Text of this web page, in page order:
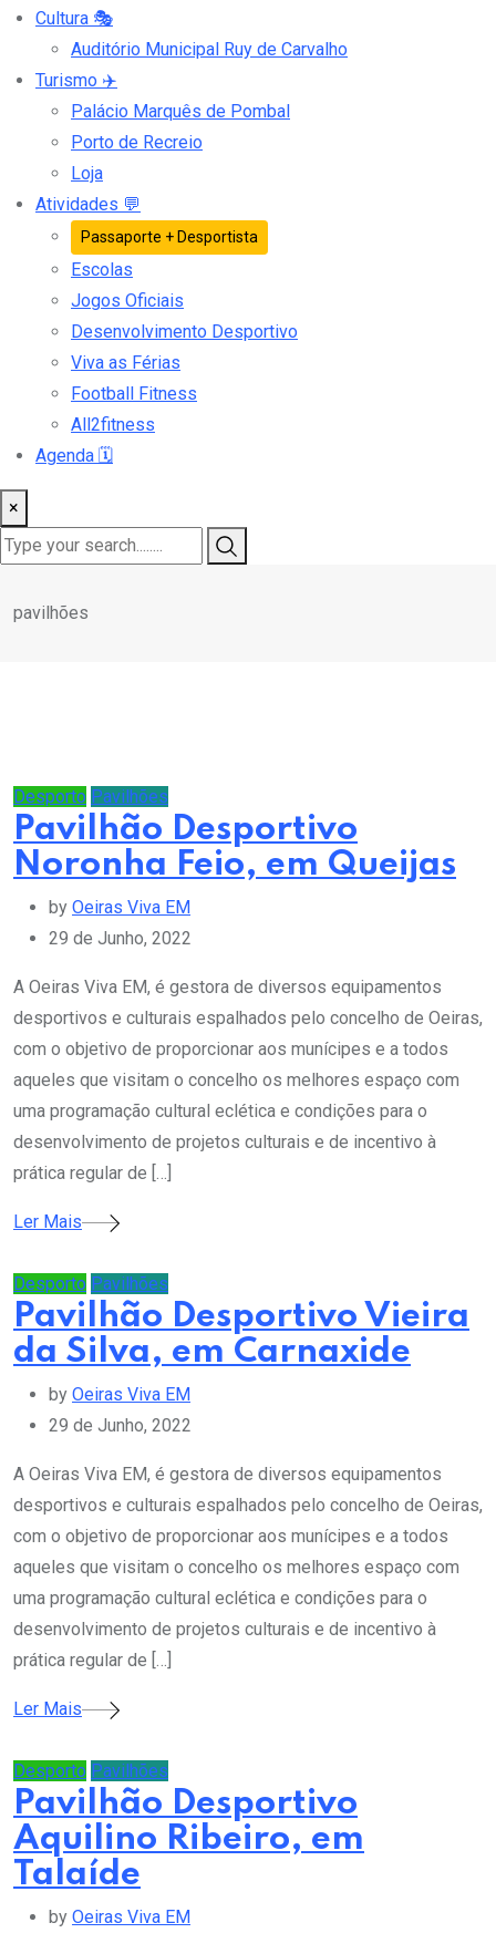
Cultura 🎭
Auditório Municipal Ruy de Carvalho
Turismo ✈️
Palácio Marquês de Pombal
Porto de Recreio
Loja
Atividades 💬
Passaporte + Desportista
Escolas
Jogos Oficiais
Desenvolvimento Desportivo
Viva as Férias
Football Fitness
All2fitness
Agenda 🗓️
×
pavilhões
Desporto Pavilhões
Pavilhão Desportivo
Noronha Feio, em Queijas
by Oeiras Viva EM
29 de Junho, 2022
A Oeiras Viva EM, é gestora de diversos equipamentos
desportivos e culturais espalhados pelo concelho de Oeiras,
com o objetivo de proporcionar aos munícipes e a todos
aqueles que visitam o concelho os melhores espaço com
uma programação cultural eclética e condições para o
desenvolvimento de projetos culturais e de incentivo à
prática regular de […]
Ler Mais
Desporto Pavilhões
Pavilhão Desportivo Vieira
da Silva, em Carnaxide
by Oeiras Viva EM
29 de Junho, 2022
A Oeiras Viva EM, é gestora de diversos equipamentos
desportivos e culturais espalhados pelo concelho de Oeiras,
com o objetivo de proporcionar aos munícipes e a todos
aqueles que visitam o concelho os melhores espaço com
uma programação cultural eclética e condições para o
desenvolvimento de projetos culturais e de incentivo à
prática regular de […]
Ler Mais
Desporto Pavilhões
Pavilhão Desportivo
Aquilino Ribeiro, em
Talaíde
by Oeiras Viva EM